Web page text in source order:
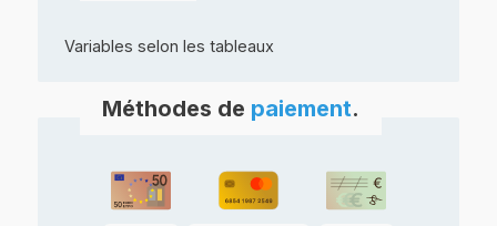
Variables selon les tableaux
Méthodes de paiement.
Espèces Carte bancaire Chèque